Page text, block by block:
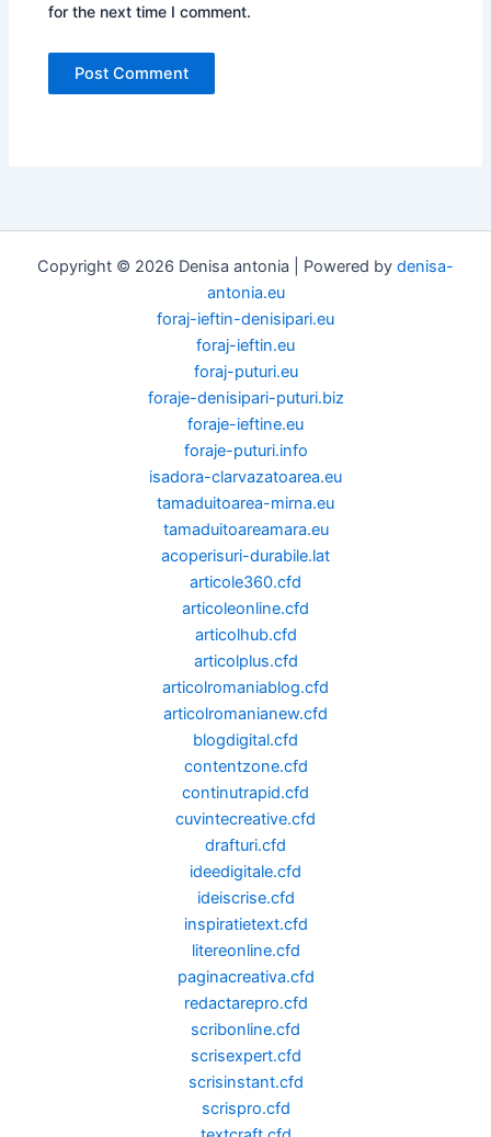
for the next time I comment.
Copyright © 2026 Denisa antonia | Powered by denisa-
antonia.eu
foraj-ieftin-denisipari.eu
foraj-ieftin.eu
foraj-puturi.eu
foraje-denisipari-puturi.biz
foraje-ieftine.eu
foraje-puturi.info
isadora-clarvazatoarea.eu
tamaduitoarea-mirna.eu
tamaduitoareamara.eu
acoperisuri-durabile.lat
articole360.cfd
articoleonline.cfd
articolhub.cfd
articolplus.cfd
articolromaniablog.cfd
articolromanianew.cfd
blogdigital.cfd
contentzone.cfd
continutrapid.cfd
cuvintecreative.cfd
drafturi.cfd
ideedigitale.cfd
ideiscrise.cfd
inspiratietext.cfd
litereonline.cfd
paginacreativa.cfd
redactarepro.cfd
scribonline.cfd
scrisexpert.cfd
scrisinstant.cfd
scrispro.cfd